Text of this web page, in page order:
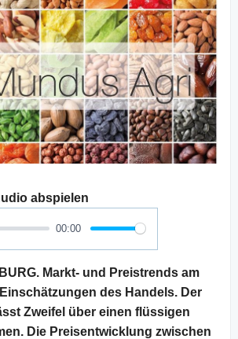
abspielen
00:00
Markt- und Preistrends am
des Handels. Der
Zweifel über einen flüssigen
Die Preisentwicklung zwischen